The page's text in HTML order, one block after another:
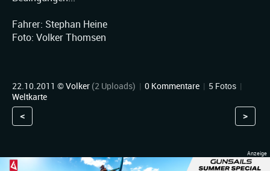
Fahrer: Stephan Heine
Foto: Volker Thomsen
22.10.2011 ©Volker (2 Uploads) | 0 Kommentare | 5 Fotos |
Weltkarte
< >